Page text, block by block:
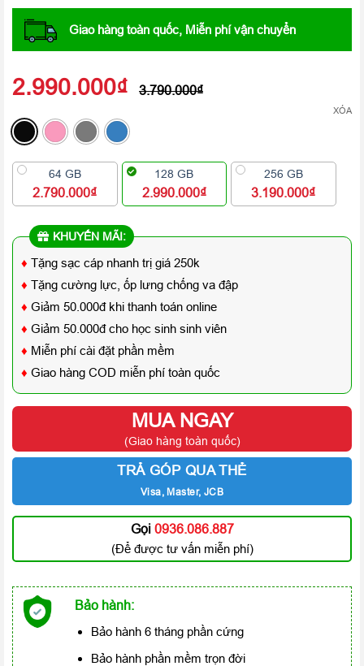
Giao hàng toàn quốc, Miễn phí vận chuyển
2.990.000₫ 3.790.000₫
XÓA
64 GB
2.790.000₫
128 GB
2.990.000₫
256 GB
3.190.000₫
KHUYẾN MÃI:
♦ Tặng sạc cáp nhanh trị giá 250k
♦ Tặng cường lực, ốp lưng chống va đập
♦ Giảm 50.000đ khi thanh toán online
♦ Giảm 50.000đ cho học sinh sinh viên
♦ Miễn phí cài đặt phần mềm
♦ Giao hàng COD miễn phí toàn quốc
MUA NGAY
(Giao hàng toàn quốc)
TRẢ GÓP QUA THẺ
Visa, Master, JCB
Gọi 0936.086.887
(Để được tư vấn miễn phí)
Bảo hành:
Bảo hành 6 tháng phần cứng
Bảo hành phần mềm trọn đời